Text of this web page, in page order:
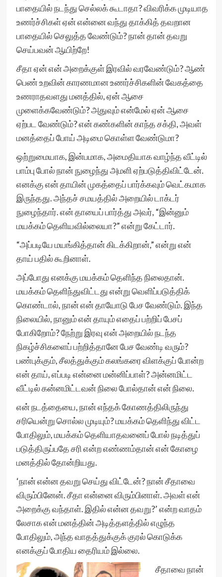
பாதையில் நடந்து செல்லக் கூடாதா? விவரிக்க முடியாத
உணர்ச்சிகள் ஏன் என்னை வந்து தாக்கித் தவறான
பாதையில் செலுத்த வேண்டும்? நான் தான் தவறு
செய்பவன் ஆயிற்றே!
சீதா ஏன் என் அறைக்குள் இரவில் வரவேண்டும்? ஆண்
பெண் உறவின் காரணமான உணர்ச்சிகளின் வேகத்தை
உணராதவளது மனத்தில், ஏன் ஆசை
முளைக்கவேண்டும்? அதுவும் என்மேல் ஏன் ஆசை
ஏற்பட வேண்டும்? என் கண்களின் காந்த சக்தி, அவள்
மனத்தைப் போய் அடிமை கொள்ள வேண்டுமா?
ஒற்றுமையாக, இன்பமாக, அமைதியாக வாழ்ந்த வீட்டில்
பாம்பு போல் நான் நுழைந்து அமளி ஏற்படுத்திவிட்டேன்.
எனக்கு என் தாயின் முகத்தைப் பார்க்கவும் வெட்கமாக
இருந்தது. அந்தச் சமயத்தில் அறையில் டாக்டர்
நுழைந்தார். என் தாயைப் பார்த்து அவர், “இன்னும்
மயக்கம் தெளியவில்லையா?” என்று கேட்டார்.
“அப்படியே மயங்கித்தான் கிடக்கிறான்,” என்று என்
தாய் பதில் கூறினாள்.
அப்போது எனக்கு மயக்கம் தெளிந்த நிலைதான்.
மயக்கம் தெளிந்துவிட்டது என்று வெளிப்படுத்திக்
கொண்டால், நான் என் தாயோடு பேச வேண்டும். இந்த
நிலையில், நானும் என் தாயும் எதைப் பற்றிப் பேசப்
போகிறோம்? நேற்று இரவு என் அறையில் நடந்த
நிகழ்ச்சிகளைப் பற்றித்தானே பேச வேண்டி வரும்?
பண்புக்கும், சீலத்துக்கும் கலங்கரை விளக்குப் போன்ற
என் தாய், எப்படி என்னை மன்னிப்பாள்? அன்னமிட்ட
வீட்டில் கன்னமிட்டவன் நிலை போல்தான் என் நிலை.
என் நடத்தையை, நான் எந்தக் கோணத்திலிருந்து
சரியென்று சொல்ல முடியும்? மயக்கம் தெளிந்து விட்ட
போதிலும், மயக்கம் தெளியாதவனைப் போல் நடித்துப்
படுத்திருப்பதே சரி என்ற எண்ணம்தான் என் கோழை
மனத்தில் தோன்றியது.
‘நான் என்ன தவறு செய்து விட்டேன்? நான் சீதாவை
விரும்பினேன். சீதா என்னை விரும்பினாள். அவள் என்
அறைக்கு வந்தாள். இதில் என்ன தவறு?’ என்ற வாதம்
லேசாக என் மனத்தின் அடித்தளத்தில் எழுந்த
போதிலும், அந்த வாதத்துக்குக் குரல் கொடுக்க
எனக்குப் போதிய தைரியம் இல்லை.
சீதாவை நான்